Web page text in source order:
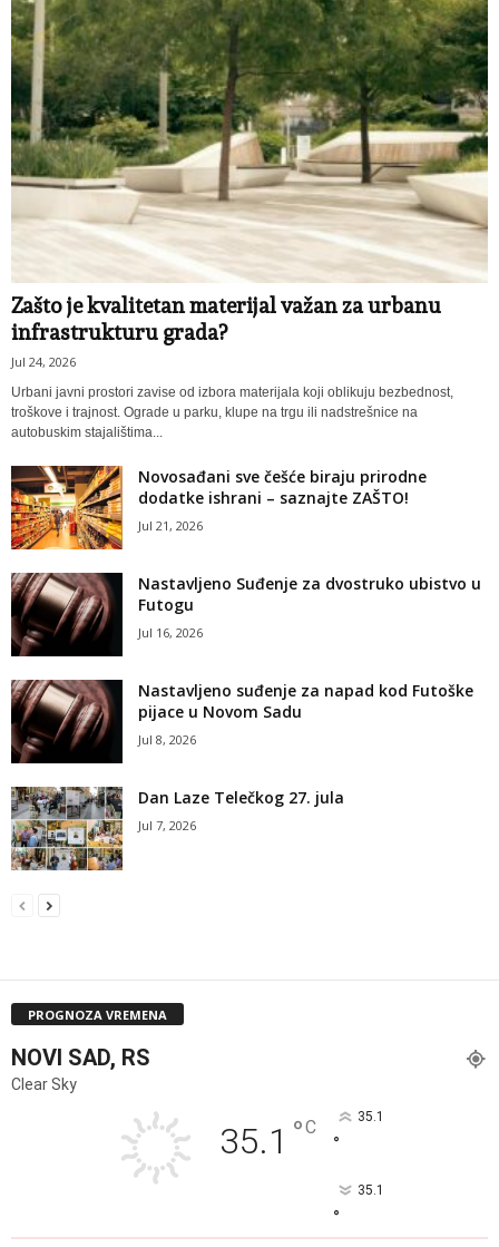
Zašto je kvalitetan materijal važan za urbanu
infrastrukturu grada?
Jul 24, 2026
Urbani javni prostori zavise od izbora materijala koji oblikuju bezbednost,
troškove i trajnost. Ograde u parku, klupe na trgu ili nadstrešnice na
autobuskim stajalištima...
Novosađani sve češće biraju prirodne
dodatke ishrani – saznajte ZAŠTO!
Jul 21, 2026
Nastavljeno Suđenje za dvostruko ubistvo u
Futogu
Jul 16, 2026
Nastavljeno suđenje za napad kod Futoške
pijace u Novom Sadu
Jul 8, 2026
Dan Laze Telečkog 27. jula
Jul 7, 2026
PROGNOZA VREMENA
NOVI SAD, RS
Clear Sky
35.1 °C 35.1
°
35.1
°